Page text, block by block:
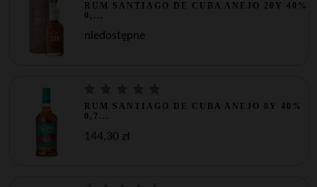
RUM SANTIAGO DE CUBA ANEJO 20Y 40%
0,...
niedostępne
RUM SANTIAGO DE CUBA ANEJO 8Y 40%
0,7...
144,30 zł